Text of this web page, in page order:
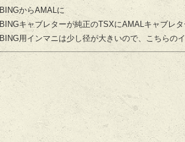
BINGからAMALに
BINGキャブレターが純正のTSXにAMALキャブレ
BING用インマニは少し径が大きいので、こちらの